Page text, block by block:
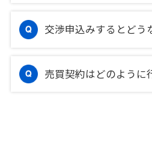
交渉申込みするとどう
売買契約はどのように